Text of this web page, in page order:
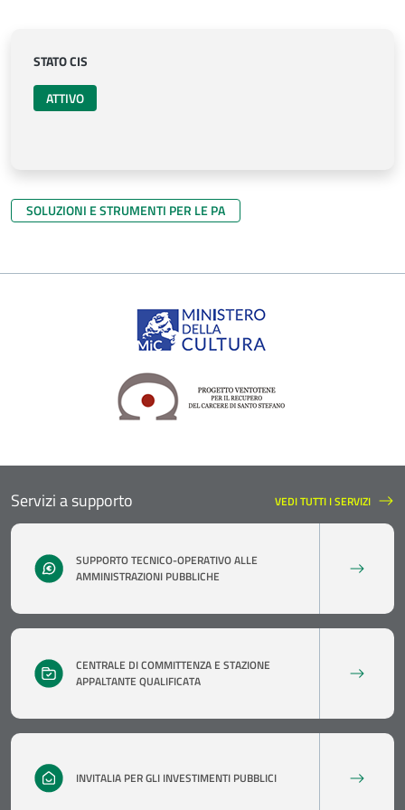
STATO CIS
ATTIVO
SOLUZIONI E STRUMENTI PER LE PA
Servizi a supporto VEDI TUTTI I SERVIZI
SERVIZI A SUPPORTO
SUPPORTO TECNICO-OPERATIVO ALLE
AMMINISTRAZIONI PUBBLICHE
CENTRALE DI COMMITTENZA E STAZIONE
APPALTANTE QUALIFICATA
INVITALIA PER GLI INVESTIMENTI PUBBLICI